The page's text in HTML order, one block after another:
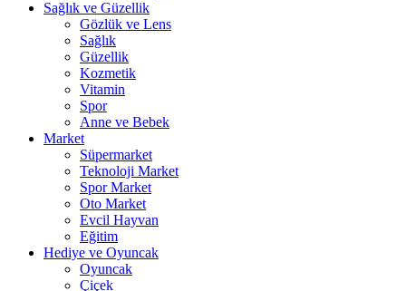
Sağlık ve Güzellik
Gözlük ve Lens
Sağlık
Güzellik
Kozmetik
Vitamin
Spor
Anne ve Bebek
Market
Süpermarket
Teknoloji Market
Spor Market
Oto Market
Evcil Hayvan
Eğitim
Hediye ve Oyuncak
Oyuncak
Çiçek